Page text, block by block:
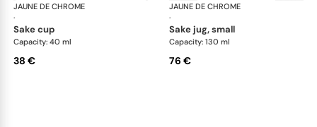
JAUNE DE CHROME
·
Nymphéa
sake cup
Capacity: 40 ml
38 €
JAUNE DE CHROME
·
sake jug, small
Capacity: 130 ml
76 €